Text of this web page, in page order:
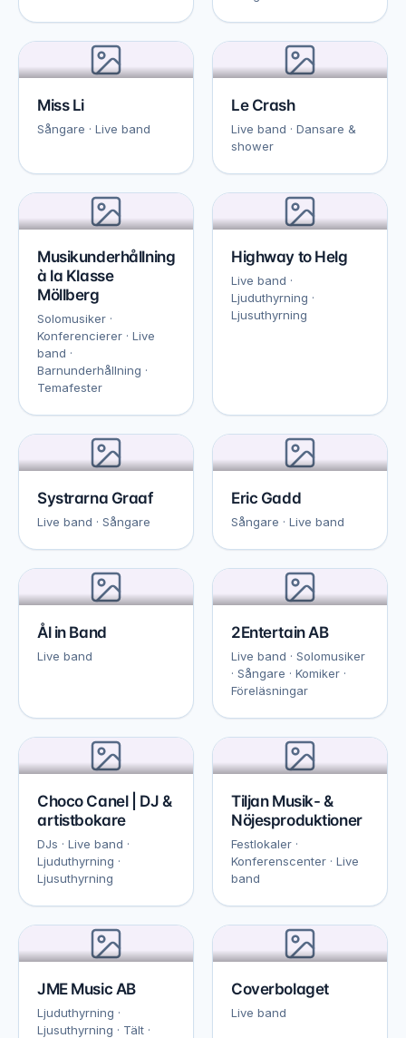
Miss Li
Sångare · Live band
Le Crash
Live band · Dansare &
shower
Musikunderhållning
à la Klasse
Möllberg
Solomusiker ·
Konferencierer · Live
band ·
Barnunderhållning ·
Temafester
Highway to Helg
Live band ·
Ljuduthyrning ·
Ljusuthyrning
Systrarna Graaf
Live band · Sångare
Eric Gadd
Sångare · Live band
Ål in Band
Live band
2Entertain AB
Live band · Solomusiker
· Sångare · Komiker ·
Föreläsningar
Choco Canel | DJ &
artistbokare
DJs · Live band ·
Ljuduthyrning ·
Ljusuthyrning
Tiljan Musik- &
Nöjesproduktioner
Festlokaler ·
Konferenscenter · Live
band
JME Music AB
Ljuduthyrning ·
Ljusuthyrning · Tält ·
Coverbolaget
Live band